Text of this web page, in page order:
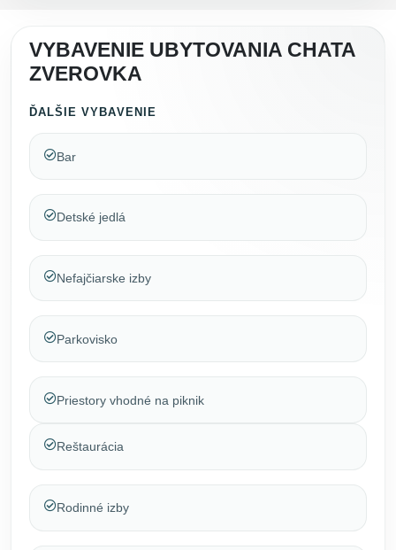
VYBAVENIE UBYTOVANIA CHATA
ZVEROVKA
ĎALŠIE VYBAVENIE
Bar
Detské jedlá
Nefajčiarske izby
Parkovisko
Priestory vhodné na piknik
Reštaurácia
Rodinné izby